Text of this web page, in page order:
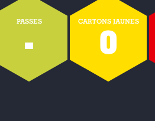
PASSES
-
CARTONS JAUNES
0